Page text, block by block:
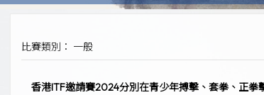
比賽類別： 一般
香港ITF邀請賽2024分別在青少年搏擊、套拳、正拳